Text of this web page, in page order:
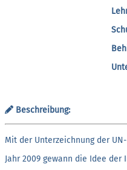
Beschreibung:
Mit der Unterzeichnung der
Jahr 2009 gewann die Idee